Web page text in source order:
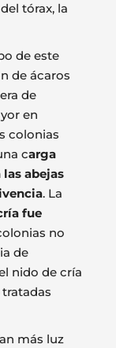
tórax, la
de este
de ácaros
de
en
colonias
carga
abejas
. La
fue
no
de
nido de cría
más luz